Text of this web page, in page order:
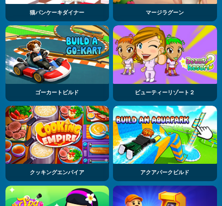
猫パンケーキダイナー マージラグーン
ゴーカートビルド ビューティーリゾート２
クッキングエンパイア アクアパークビルド